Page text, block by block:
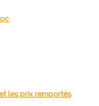
les prix remportés